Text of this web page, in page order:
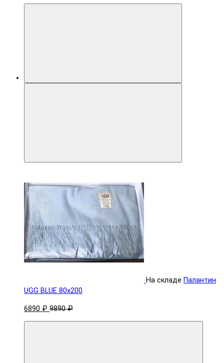
На складе Палантин
UGG BLUE 80x200
6890 ₽ 9890 ₽